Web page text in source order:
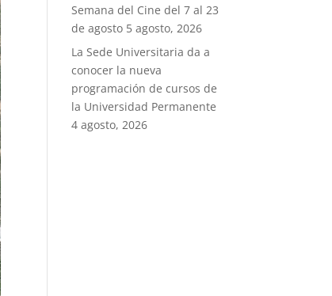
Semana del Cine del 7 al 23
de agosto 5 agosto, 2026
La Sede Universitaria da a
conocer la nueva
programación de cursos de
la Universidad Permanente
4 agosto, 2026